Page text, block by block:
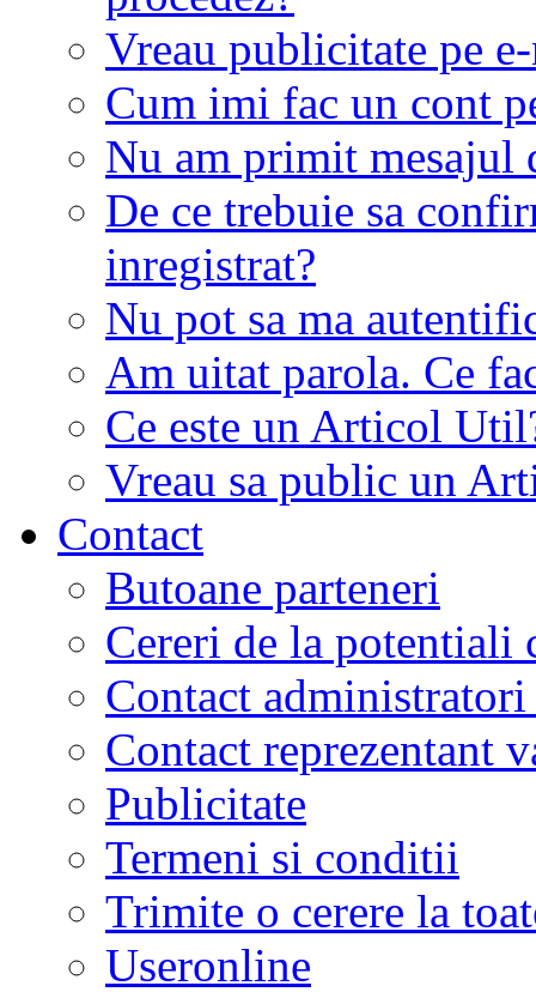
Vreau publicitate pe
Cum imi fac un cont
Nu am primit mesajul
De ce trebuie sa
inregistrat?
Nu pot sa ma
Am uitat parola. Ce
Ce este un Articol
Vreau sa public un
Contact
Butoane parteneri
Cereri de la potentiali
Contact
Contact reprezentant
Publicitate
Termeni si conditii
Trimite o cerere la
Useronline